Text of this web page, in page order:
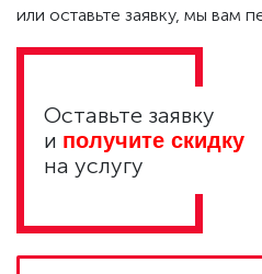
или оставьте заявку, мы вам
Оставьте заявку
и получите скидку
на услугу